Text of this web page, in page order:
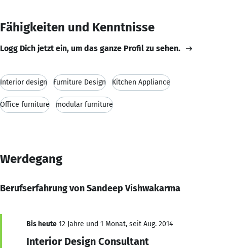
Fähigkeiten und Kenntnisse
Logg Dich jetzt ein, um das ganze Profil zu sehen.
Interior design Furniture Design Kitchen Appliance
Office furniture modular furniture
Werdegang
Berufserfahrung von Sandeep Vishwakarma
Bis heute 12 Jahre und 1 Monat, seit Aug. 2014
Interior Design Consultant